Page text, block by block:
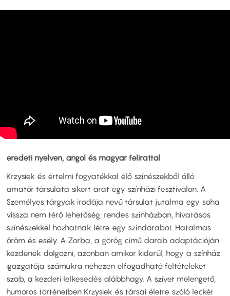
eredeti nyelven, angol és magyar felirattal
Krzysiek és értelmi fogyatékkal élő színészekből álló
amatőr társulata sikert arat egy színházi fesztiválon. A
Személyes tárgyak irodája nevű társulat jutalma egy soha
vissza nem térő lehetőség: rendes színházban, hivatásos
színészekkel hozhatnak létre egy színdarabot. Hatalmas
öröm és esély. A Zorba, a görög című darab adaptációján
kezdenek dolgozni, azonban amikor kiderül, hogy a színház
igazgatója számukra nehezen elfogadható feltételeket
szab, a kezdeti lelkesedés alábbhagy. A szívet melengető,
humoros történetben Krzysiek és társai életre szóló leckét